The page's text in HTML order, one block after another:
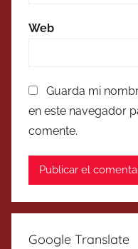
Web
Guarda mi
en este navegador
comente.
Google Translate